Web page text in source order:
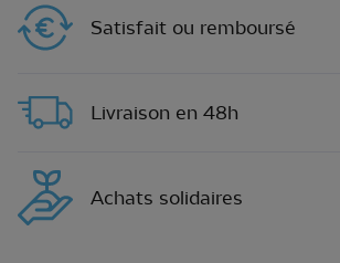
Satisfait ou remboursé
Livraison en 48h
Achats solidaires